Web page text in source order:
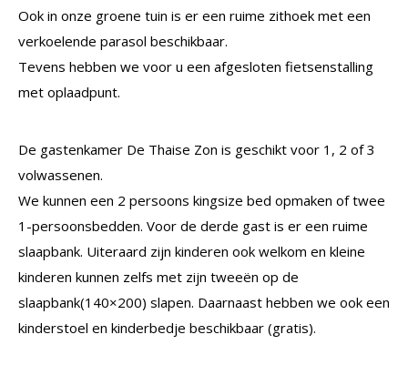
Ook in onze groene tuin is er een ruime zithoek met een
verkoelende parasol beschikbaar.
Tevens hebben we voor u een afgesloten fietsenstalling
met oplaadpunt.
De gastenkamer De Thaise Zon is geschikt voor 1, 2 of 3
volwassenen.
We kunnen een 2 persoons kingsize bed opmaken of twee
1-persoonsbedden. Voor de derde gast is er een ruime
slaapbank. Uiteraard zijn kinderen ook welkom en kleine
kinderen kunnen zelfs met zijn tweeën op de
slaapbank(140×200) slapen. Daarnaast hebben we ook een
kinderstoel en kinderbedje beschikbaar (gratis).